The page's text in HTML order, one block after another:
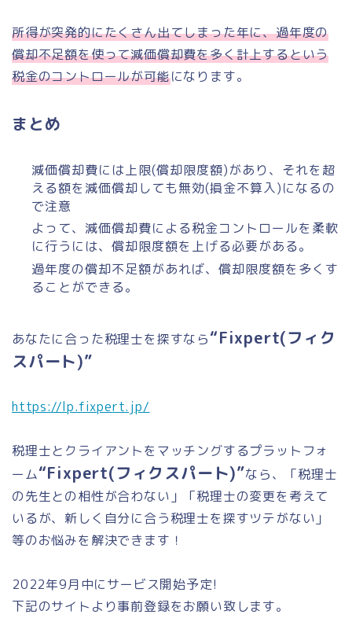
所得が突発的にたくさん出てしまった年に、過年度の
償却不足額を使って減価償却費を多く計上するという
税金のコントロールが可能になります。
まとめ
減価償却費には上限(償却限度額)があり、それを超
える額を減価償却しても無効(損金不算入)になるの
で注意
よって、減価償却費による税金コントロールを柔軟
に行うには、償却限度額を上げる必要がある。
過年度の償却不足額があれば、償却限度額を多くす
ることができる。
あなたに合った税理士を探すなら“Fixpert(フィク
スパート)”
https://lp.fixpert.jp/
税理士とクライアントをマッチングするプラットフォ
ーム“Fixpert(フィクスパート)”なら、「税理士
の先生との相性が合わない」「税理士の変更を考えて
いるが、新しく自分に合う税理士を探すツテがない」
等のお悩みを解決できます！
2022年9月中にサービス開始予定!
下記のサイトより事前登録をお願い致します。